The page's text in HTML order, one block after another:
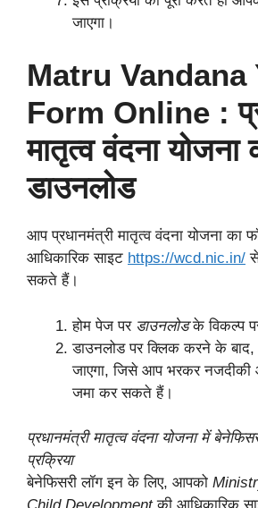
जाएगा।
Matru Vandana
Form Online :
मातृत्व वंदना योजना
डाउनलोड
आप प्रधानमंत्री मातृत्व वंदना योजना का
आधिकारिक साइट https://wcd.nic.in/
सकते हैं।
होम पेज पर डाउनलोडके विकल्प
डाउनलोड पर क्लिक करने के बाद,
जाएगा, जिसे आप भरकर नजदीकी
जमा कर सकते हैं।
प्रधानमंत्री मातृत्व वंदना योजना में
प्रक्रिया
बेनेफिसरी लॉग इन के लिए, आपको